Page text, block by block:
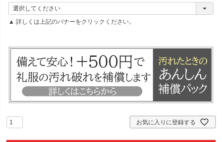
(
必
須
▲ 詳しくは上記のバナーをクリックください。
お気に入りに登録する